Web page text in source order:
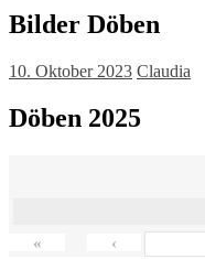
Bilder Döben
10. Oktober 2023 Claudia
Döben 2025
« ‹